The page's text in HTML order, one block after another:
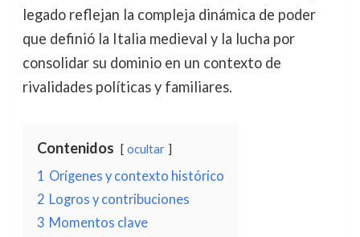
legado reflejan la compleja dinámica de poder
que definió la Italia medieval y la lucha por
consolidar su dominio en un contexto de
rivalidades políticas y familiares.
Contenidos ocultar
1 Orígenes y contexto histórico
2 Logros y contribuciones
3 Momentos clave